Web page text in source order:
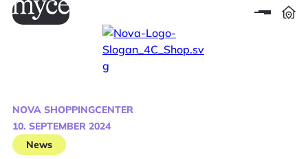
NOVA SHOPPINGCENTER
10. SEPTEMBER 2024
News